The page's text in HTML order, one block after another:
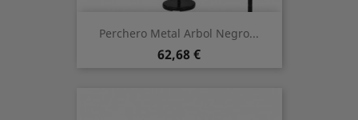
Perchero Metal Arbol Negro...
Preis
62,68 €